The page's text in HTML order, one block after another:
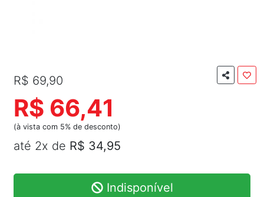
R$ 69,90
R$ 66,41
(à vista com 5% de desconto)
até 2x de R$ 34,95
Indisponível